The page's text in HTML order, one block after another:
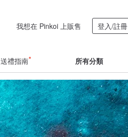
我想在 Pinkoi 上販售 登入/註冊
送禮指南 所有分類